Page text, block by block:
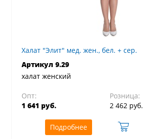
Халат "Элит" мед. жен., бел. + сер.
Артикул 9.29
халат женский
Опт:
1 641 руб.
Розница:
2 462 руб.
Подробнее